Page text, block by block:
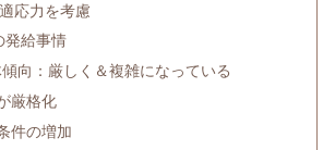
応力を考慮
発給事情
向：厳しく＆複雑になっている
厳格化
件の増加